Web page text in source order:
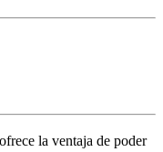
la ventaja de poder